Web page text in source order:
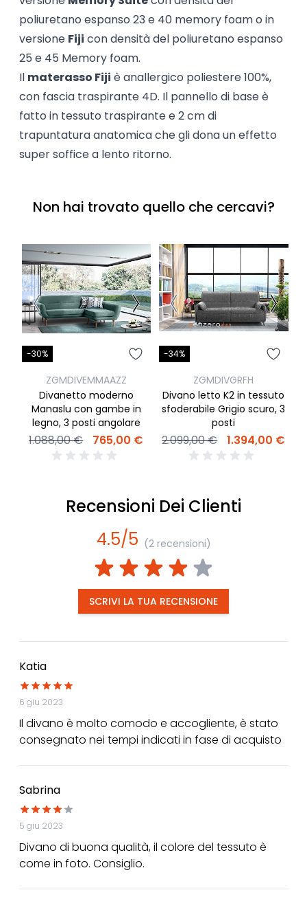
poliuretano espanso 23 e 40 memory foam o in
versione Fiji con densità del poliuretano espanso
25 e 45 Memory foam.
Il materasso Fiji è anallergico poliestere 100%,
con fascia traspirante 4D. Il pannello di base è
fatto in tessuto traspirante e 2 cm di
trapuntatura anatomica che gli dona un effetto
super soffice a lento ritorno.
Non hai trovato quello che cercavi?
-30%
ZGMDIVEMMAAZZ
Divanetto moderno
Manaslu con gambe in
legno, 3 posti angolare
1.088,00 € 765,00 €
-34%
ZGMDIVGRFH
Divano letto K2 in tessuto
sfoderabile Grigio scuro, 3
posti
2.099,00 € 1.394,00 €
Recensioni Dei Clienti
4.5/5 (2 recensioni)
SCRIVI LA TUA RECENSIONE
Katia
6 giu 2023
Il divano è molto comodo e accogliente, è stato
consegnato nei tempi indicati in fase di acquisto
Sabrina
5 giu 2023
Divano di buona qualità, il colore del tessuto è
come in foto. Consiglio.